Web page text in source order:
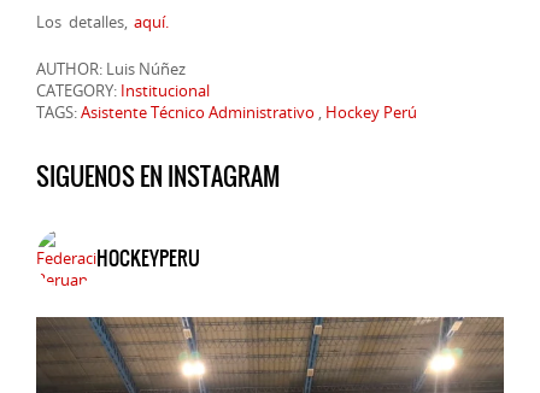
Los detalles,aquí.
AUTHOR: Luis Núñez
CATEGORY: Institucional
TAGS:Asistente Técnico Administrativo , Hockey Perú
SIGUENOS EN INSTAGRAM
HOCKEYPERU